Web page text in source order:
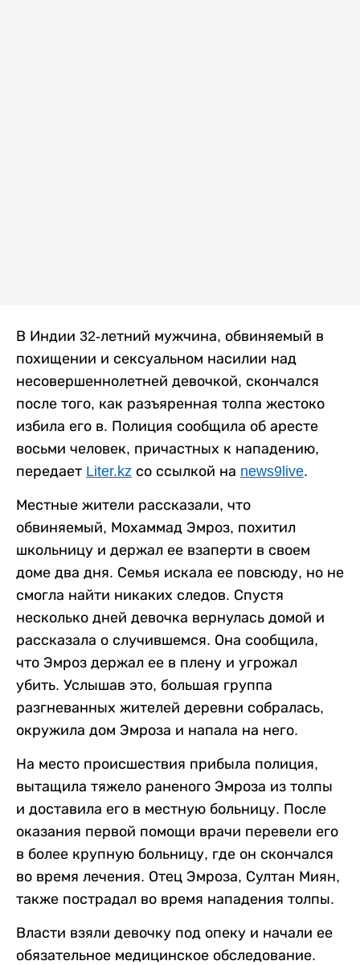
В Индии 32-летний мужчина, обвиняемый в
похищении и сексуальном насилии над
несовершеннолетней девочкой, скончался
после того, как разъяренная толпа жестоко
избила его в. Полиция сообщила об аресте
восьми человек, причастных к нападению,
передает Liter.kz со ссылкой на news9live.
Местные жители рассказали, что
обвиняемый, Мохаммад Эмроз, похитил
школьницу и держал ее взаперти в своем
доме два дня. Семья искала ее повсюду, но не
смогла найти никаких следов. Спустя
несколько дней девочка вернулась домой и
рассказала о случившемся. Она сообщила,
что Эмроз держал ее в плену и угрожал
убить. Услышав это, большая группа
разгневанных жителей деревни собралась,
окружила дом Эмроза и напала на него.
На место происшествия прибыла полиция,
вытащила тяжело раненого Эмроза из толпы
и доставила его в местную больницу. После
оказания первой помощи врачи перевели его
в более крупную больницу, где он скончался
во время лечения. Отец Эмроза, Султан Миян,
также пострадал во время нападения толпы.
Власти взяли девочку под опеку и начали ее
обязательное медицинское обследование.